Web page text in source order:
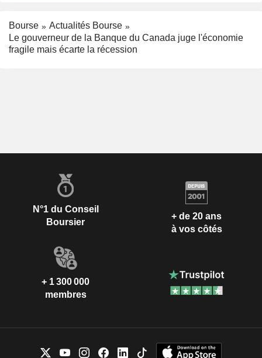
Bourse
Actualités Bourse
Le gouverneur de la Banque du Canada juge l'économie
fragile mais écarte la récession
N°1 du Conseil
Boursier
+ de 20 ans
à vos côtés
+ 1 300 000
membres